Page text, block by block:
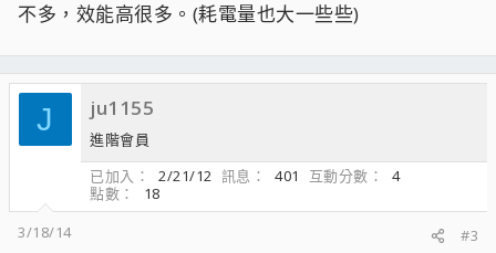
不多，效能高很多。(耗電量也大一些些)
J ju1155
進階會員
已加入
2/21/12 訊息 401 互動分數
4
點數
18
3/18/14
#3